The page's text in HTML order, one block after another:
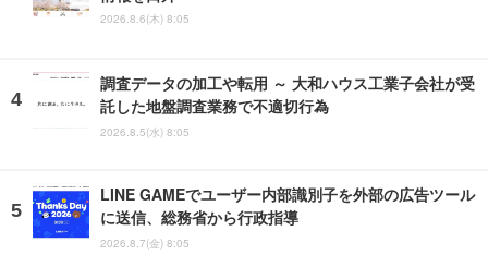
2026.8.6(木) 8:05
調査データの加工や転用 ～ 大和ハウス工業子会社が受
託した地盤調査業務で不適切行為
2026.8.5(水) 8:05
LINE GAMEでユーザー内部識別子を外部の広告ツール
に送信、総務省から行政指導
2026.8.7(金) 8:05